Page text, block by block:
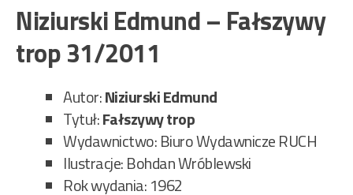
Niziurski Edmund – Fałszywy
trop 31/2011
Autor:Niziurski Edmund
Tytuł:Fałszywy trop
Wydawnictwo: Biuro Wydawnicze RUCH
Ilustracje: Bohdan Wróblewski
Rok wydania: 1962